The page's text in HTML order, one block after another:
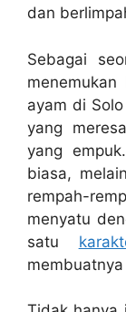
dan
Sebagai
ayam di
yang
yang
biasa,
rempah-
menyatu
satu